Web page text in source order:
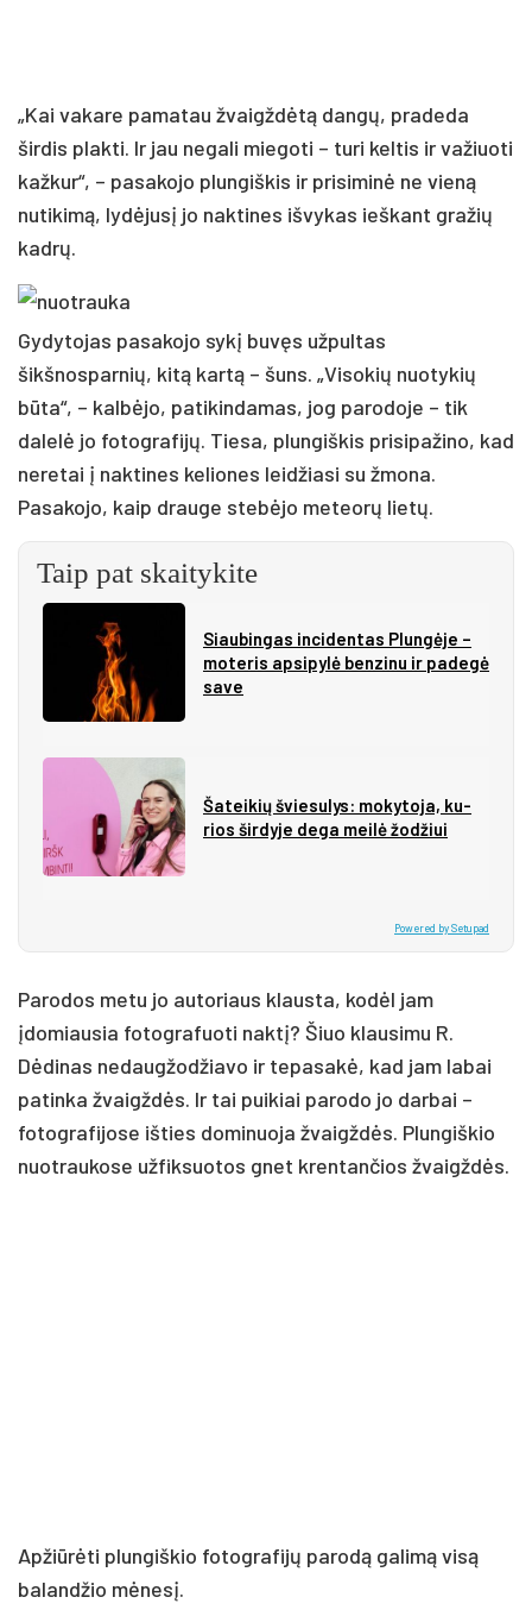
„Kai vakare pamatau žvaigždėtą dangų, pradeda
širdis plakti. Ir jau negali miegoti – turi keltis ir važiuoti
kažkur“, – pasakojo plungiškis ir prisiminė ne vieną
nutikimą, lydėjusį jo naktines išvykas ieškant gražių
kadrų.
Gydytojas pasakojo sykį buvęs užpultas
šikšnosparnių, kitą kartą – šuns. „Visokių nuotykių
būta“, – kalbėjo, patikindamas, jog parodoje – tik
dalelė jo fotografijų. Tiesa, plungiškis prisipažino, kad
neretai į naktines keliones leidžiasi su žmona.
Pasakojo, kaip drauge stebėjo meteorų lietų.
Taip pat skaitykite
Siau­bin­gas in­ci­den­tas Plun­gė­je –
mo­te­ris ap­si­py­lė ben­zi­nu ir pa­de­gė
sa­ve
Ša­tei­kių švie­su­lys: mo­ky­to­ja, ku­
rios šir­dy­je de­ga mei­lė žo­džiui
Powered by Setupad
Parodos metu jo autoriaus klausta, kodėl jam
įdomiausia fotografuoti naktį? Šiuo klausimu R.
Dėdinas nedaugžodžiavo ir tepasakė, kad jam labai
patinka žvaigždės. Ir tai puikiai parodo jo darbai –
fotografijose išties dominuoja žvaigždės. Plungiškio
nuotraukose užfiksuotos gnet krentančios žvaigždės.
Apžiūrėti plungiškio fotografijų parodą galimą visą
balandžio mėnesį.